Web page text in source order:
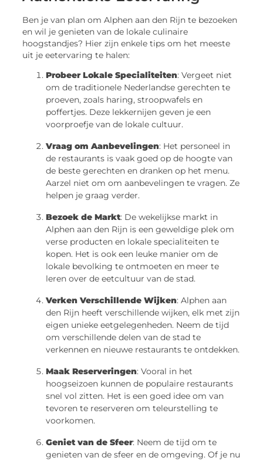
Ben je van plan om Alphen aan den Rijn te bezoeken
en wil je genieten van de lokale culinaire
hoogstandjes? Hier zijn enkele tips om het meeste
uit je eetervaring te halen:
Probeer Lokale Specialiteiten: Vergeet niet
om de traditionele Nederlandse gerechten te
proeven, zoals haring, stroopwafels en
poffertjes. Deze lekkernijen geven je een
voorproefje van de lokale cultuur.
Vraag om Aanbevelingen: Het personeel in
de restaurants is vaak goed op de hoogte van
de beste gerechten en dranken op het menu.
Aarzel niet om om aanbevelingen te vragen. Ze
helpen je graag verder.
Bezoek de Markt: De wekelijkse markt in
Alphen aan den Rijn is een geweldige plek om
verse producten en lokale specialiteiten te
kopen. Het is ook een leuke manier om de
lokale bevolking te ontmoeten en meer te
leren over de eetcultuur van de stad.
Verken Verschillende Wijken: Alphen aan
den Rijn heeft verschillende wijken, elk met zijn
eigen unieke eetgelegenheden. Neem de tijd
om verschillende delen van de stad te
verkennen en nieuwe restaurants te ontdekken.
Maak Reserveringen: Vooral in het
hoogseizoen kunnen de populaire restaurants
snel vol zitten. Het is een goed idee om van
tevoren te reserveren om teleurstelling te
voorkomen.
Geniet van de Sfeer: Neem de tijd om te
genieten van de sfeer en de omgeving. Of je nu